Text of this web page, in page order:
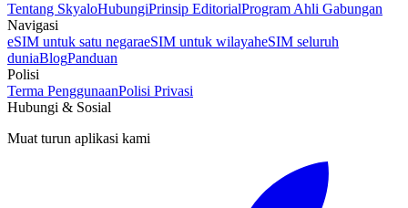
Tentang SkyaloHubungiPrinsip EditorialProgram Ahli Gabungan
Navigasi
eSIM untuk satu negaraeSIM untuk wilayaheSIM seluruh
duniaBlogPanduan
Polisi
Terma PenggunaanPolisi Privasi
Hubungi & Sosial
Muat turun aplikasi kami